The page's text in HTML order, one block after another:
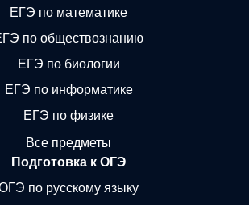
ЕГЭ по математике
по обществознанию
ЕГЭ по биологии
ЕГЭ по информатике
ЕГЭ по физике
Все предметы
Подготовка к ОГЭ
по русскому языку